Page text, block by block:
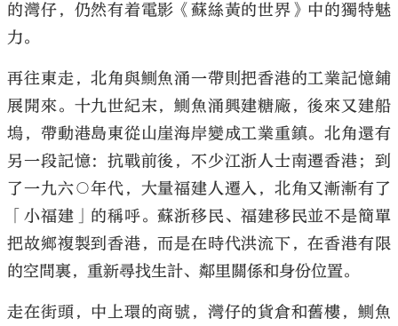
的灣仔，仍然有着電影《蘇絲黃的世界》中的獨特魅
力。
再往東走，北角與鰂魚涌一帶則把香港的工業記憶鋪
展開來。十九世紀末，鰂魚涌興建糖廠，後來又建船
塢，帶動港島東從山崖海岸變成工業重鎮。北角還有
另一段記憶：抗戰前後，不少江浙人士南遷香港；到
了一九六○年代，大量福建人遷入，北角又漸漸有了
「小福建」的稱呼。蘇浙移民、福建移民並不是簡單
把故鄉複製到香港，而是在時代洪流下，在香港有限
的空間裏，重新尋找生計、鄰里關係和身份位置。
走在街頭，中上環的商號，灣仔的貨倉和舊樓，鰂魚